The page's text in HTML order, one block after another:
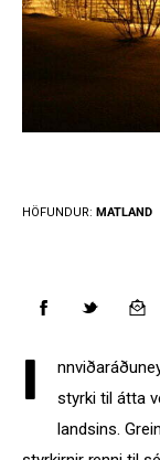
Hafa
HÖFUNDUR: MATLAND
I
styrki til átta
landsins.